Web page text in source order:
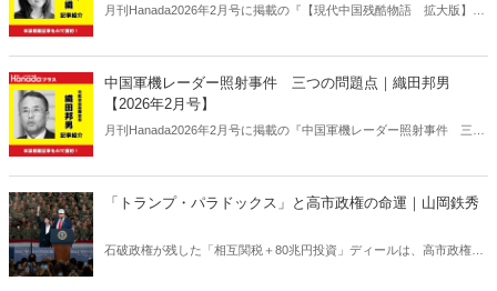
月刊Hanada2026年2月号に掲載の『【現代中国残酷物語 拡大版】香
中国軍機レーダー照射事件 三つの問題点｜織田邦男
【2026年2月号】
月刊Hanada2026年2月号に掲載の『中国軍機レーダー照射事件 三つ
「トランプ・パラドックス」と高市政権の命運｜山岡鉄秀
石破政権が残した「相互関税＋80兆円投資」ディールは、高市政権に